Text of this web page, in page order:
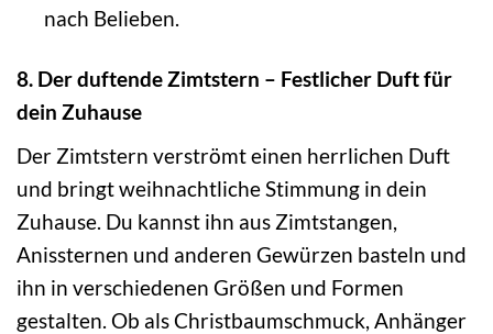
nach Belieben.
8. Der duftende Zimtstern – Festlicher Duft für
dein Zuhause
Der Zimtstern verströmt einen herrlichen Duft
und bringt weihnachtliche Stimmung in dein
Zuhause. Du kannst ihn aus Zimtstangen,
Anissternen und anderen Gewürzen basteln und
ihn in verschiedenen Größen und Formen
gestalten. Ob als Christbaumschmuck, Anhänger